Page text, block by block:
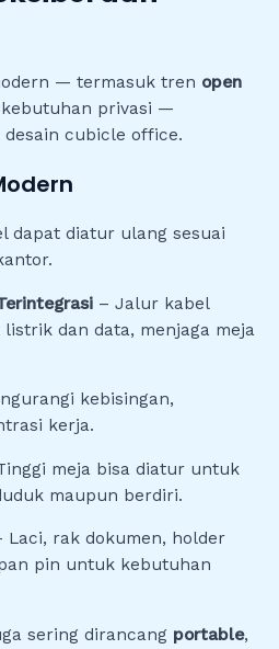
— termasuk tren open
privasi —
desain cubicle office.
dapat diatur ulang sesuai
– Jalur kabel
dan data, menjaga meja
kebisingan,
kerja.
meja bisa diatur untuk
maupun berdiri.
Laci, rak dokumen, holder
pin untuk kebutuhan
sering dirancang portable,